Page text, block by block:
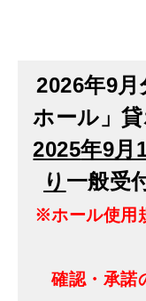
2026年9
ホール」貸
2025年9月
り 一般受
※ホール使用
確認・承諾